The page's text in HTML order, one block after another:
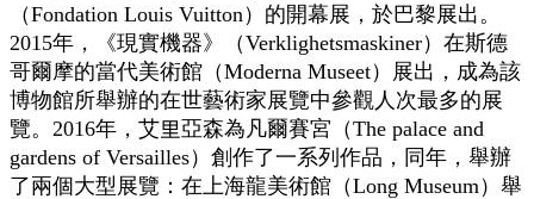
（Fondation Louis Vuitton）的開幕展，於巴黎展出。
2015年，《現實機器》（Verklighetsmaskiner）在斯德
哥爾摩的當代美術館（Moderna Museet）展出，成為該
博物館所舉辦的在世藝術家展覽中參觀人次最多的展
覽。2016年，艾里亞森為凡爾賽宮（The palace and
gardens of Versailles）創作了一系列作品，同年，舉辦
了兩個大型展覽：在上海龍美術館（Long Museum）舉